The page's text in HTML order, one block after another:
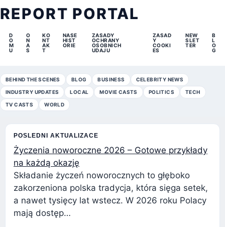
REPORT PORTAL
D
O
M
U
O
N
A
S
KO
NT
AK
T
NASE
HIST
ORIE
ZASADY
OCHRANY
OSOBNICH
UDAJU
ZASAD
Y
COOKI
ES
NEW
SLET
TER
B
L
O
G
BEHIND THE SCENES BLOG BUSINESS CELEBRITY NEWS
INDUSTRY UPDATES LOCAL MOVIE CASTS POLITICS TECH
TV CASTS WORLD
POSLEDNI AKTUALIZACE
Życzenia noworoczne 2026 – Gotowe przykłady
na każdą okazję
Składanie życzeń noworocznych to głęboko
zakorzeniona polska tradycja, która sięga setek,
a nawet tysięcy lat wstecz. W 2026 roku Polacy
mają dostęp…